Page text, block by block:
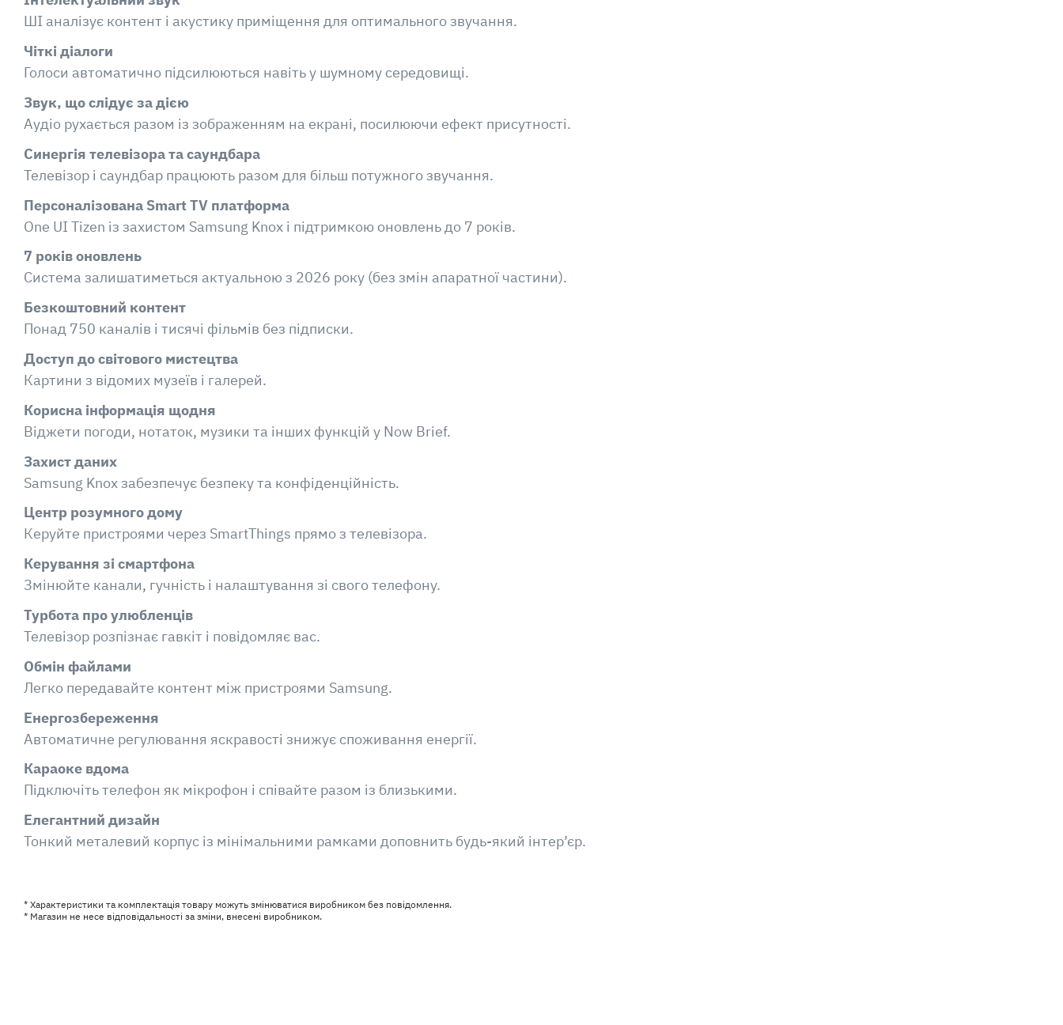
ШІ аналізує контент і акустику приміщення для оптимального звучання.
Чіткі діалоги
Голоси автоматично підсилюються навіть у шумному середовищі.
Звук, що слідує за дією
Аудіо рухається разом із зображенням на екрані, посилюючи ефект присутності.
Синергія телевізора та саундбара
Телевізор і саундбар працюють разом для більш потужного звучання.
Персоналізована Smart TV платформа
One UI Tizen із захистом Samsung Knox і підтримкою оновлень до 7 років.
7 років оновлень
Система залишатиметься актуальною з 2026 року (без змін апаратної частини).
Безкоштовний контент
Понад 750 каналів і тисячі фільмів без підписки.
Доступ до світового мистецтва
Картини з відомих музеїв і галерей.
Корисна інформація щодня
Віджети погоди, нотаток, музики та інших функцій у Now Brief.
Захист даних
Samsung Knox забезпечує безпеку та конфіденційність.
Центр розумного дому
Керуйте пристроями через SmartThings прямо з телевізора.
Керування зі смартфона
Змінюйте канали, гучність і налаштування зі свого телефону.
Турбота про улюбленців
Телевізор розпізнає гавкіт і повідомляє вас.
Обмін файлами
Легко передавайте контент між пристроями Samsung.
Енергозбереження
Автоматичне регулювання яскравості знижує споживання енергії.
Караоке вдома
Підключіть телефон як мікрофон і співайте разом із близькими.
Елегантний дизайн
Тонкий металевий корпус із мінімальними рамками доповнить будь-який інтер’єр.
* Характеристики та комплектація товару можуть змінюватися виробником без повідомлення.
* Магазин не несе відповідальності за зміни, внесені виробником.